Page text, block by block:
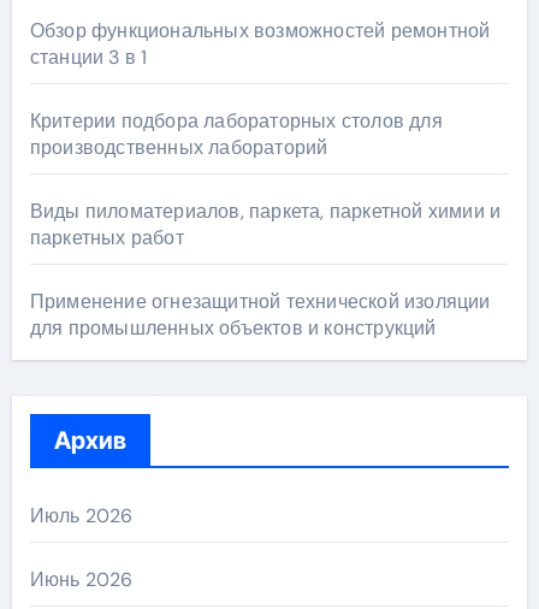
Обзор функциональных возможностей ремонтной
станции 3 в 1
Критерии подбора лабораторных столов для
производственных лабораторий
Виды пиломатериалов, паркета, паркетной химии и
паркетных работ
Применение огнезащитной технической изоляции
для промышленных объектов и конструкций
Архив
Июль 2026
Июнь 2026